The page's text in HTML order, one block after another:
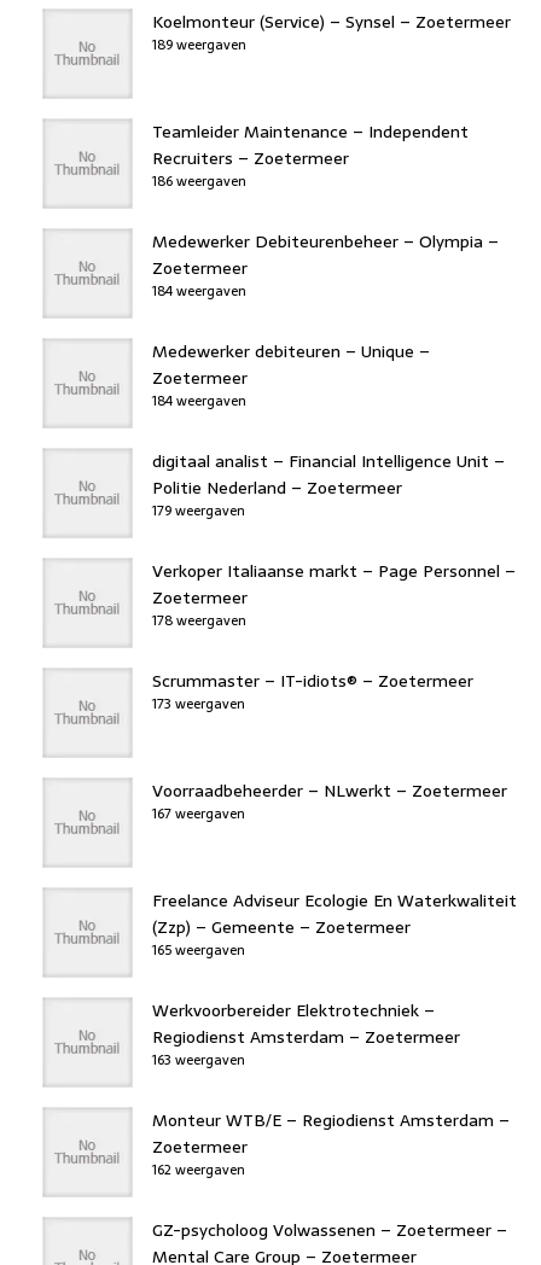
Koelmonteur (Service) – Synsel – Zoetermeer
189 weergaven
Teamleider Maintenance – Independent
Recruiters – Zoetermeer
186 weergaven
Medewerker Debiteurenbeheer – Olympia –
Zoetermeer
184 weergaven
Medewerker debiteuren – Unique –
Zoetermeer
184 weergaven
digitaal analist – Financial Intelligence Unit –
Politie Nederland – Zoetermeer
179 weergaven
Verkoper Italiaanse markt – Page Personnel –
Zoetermeer
178 weergaven
Scrummaster – IT-idiots® – Zoetermeer
173 weergaven
Voorraadbeheerder – NLwerkt – Zoetermeer
167 weergaven
Freelance Adviseur Ecologie En Waterkwaliteit
(Zzp) – Gemeente – Zoetermeer
165 weergaven
Werkvoorbereider Elektrotechniek –
Regiodienst Amsterdam – Zoetermeer
163 weergaven
Monteur WTB/E – Regiodienst Amsterdam –
Zoetermeer
162 weergaven
GZ-psycholoog Volwassenen – Zoetermeer –
Mental Care Group – Zoetermeer